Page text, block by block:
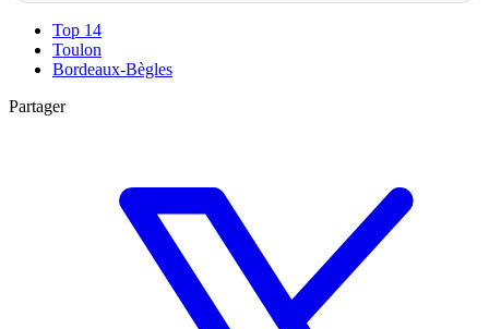
Top 14
Toulon
Bordeaux-Bègles
Partager